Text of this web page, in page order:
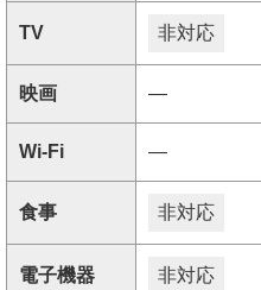
TV 非対応
映画 ―
Wi-Fi ―
食事 非対応
電子機器 非対応